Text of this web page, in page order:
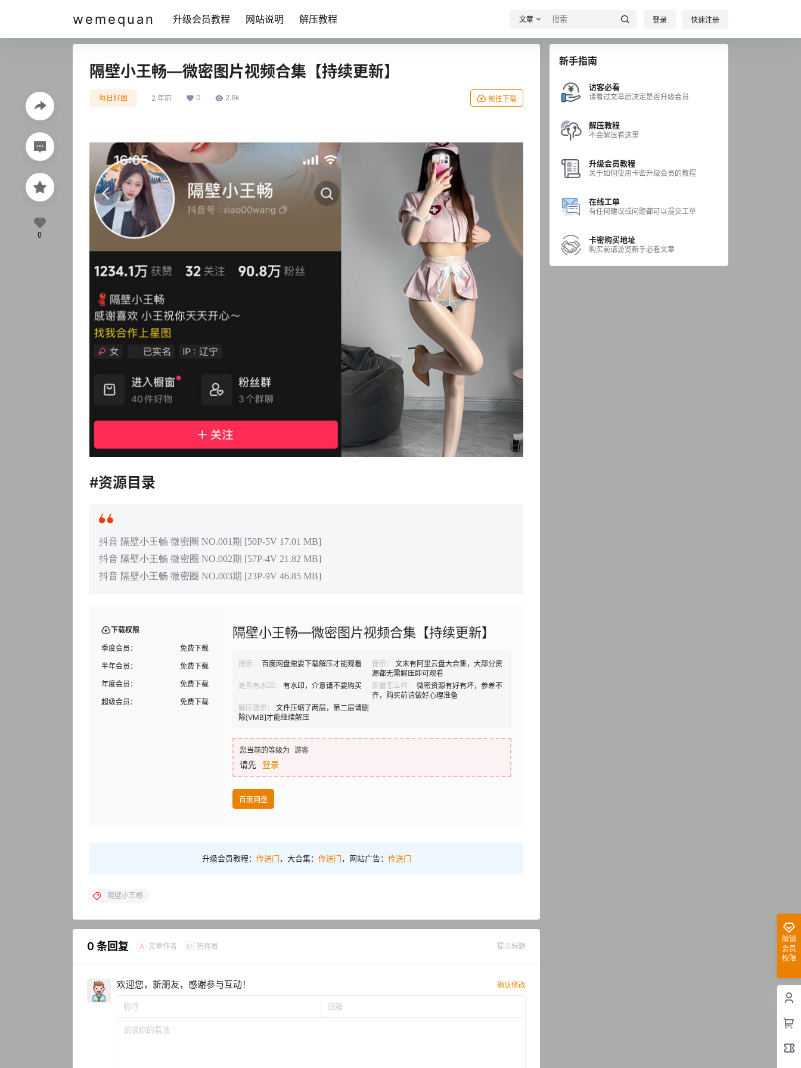
wemequan 升级会员教程 网站说明 解压教程 文章 登录 快速注册
隔壁小王畅—微密图片视频合集【持续更新】
每日好图 2 年前 0 2.6k 前往下载
#资源目录
抖音 隔壁小王畅 微密圈 NO.001期 [50P-5V 17.01 MB]
抖音 隔壁小王畅 微密圈 NO.002期 [57P-4V 21.82 MB]
抖音 隔壁小王畅 微密圈 NO.003期 [23P-9V 46.85 MB]
下载权限
季度会员：
免费下载
半年会员：
免费下载
年度会员：
免费下载
超级会员：
免费下载
隔壁小王畅—微密图片视频合集【持续更新】
提示： 百度网盘需要下载解压才能观看 提示：
文末有阿里云盘大合集，大部分资
源都无需解压即可观看
是否有水印：
有水印，介意请不要购买 质量怎么样：
微密资源有好有坏，参差不
齐，购买前请做好心理准备
解压提示：
文件压缩了两层，第二层请删
除[VMB]才能继续解压
您当前的等级为 游客
请先 登录
百度网盘
升级会员教程： 传送门，大合集： 传送门，网站广告： 传送门
0
隔壁小王畅
0 条回复 A 文章作者 M 管理员 提示标题
欢迎您，新朋友，感谢参与互动！ 确认修改
新手指南
访客必看
请看过文章后决定是否升级会员
解压教程
不会解压看这里
升级会员教程
关于如何使用卡密升级会员的教程
在线工单
有任何建议或问题都可以提交工单
卡密购买地址
购买前请游览新手必看文章
解锁
会员
权限